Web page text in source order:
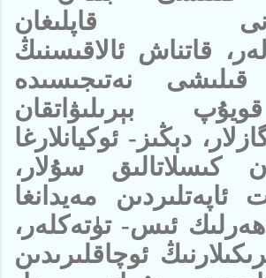
قاپلىغان
قاتناش ئالاقىسنىڭ
قىلىشى نەتىجىسىدە
بېرىلىۋاتقان
دېڭىز- ئوكيانلارغا
كىسلاتالىق سۇلار،
ئاپەتلىردىن مەيدانغا
ئىس- تۈتەكلەر،
ئوچاقلىرىدىن